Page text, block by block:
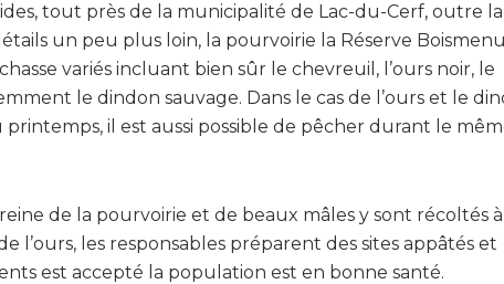
tout près de la municipalité de Lac-du-Cerf, outre la
un peu plus loin, la pourvoirie la Réserve Boismenu
variés incluant bien sûr le chevreuil, l’ours noir, le
le dindon sauvage. Dans le cas de l’ours et le
il est aussi possible de pêcher durant le
de la pourvoirie et de beaux mâles y sont récoltés à
l’ours, les responsables préparent des sites appâtés et
est accepté la population est en bonne santé.